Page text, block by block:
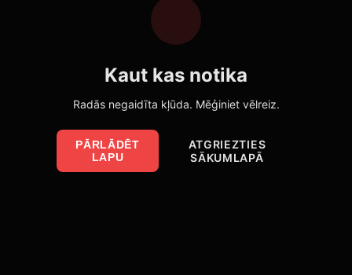
Kaut kas notika
Radās negaidīta kļūda. Mēģiniet vēlreiz.
PĀRLĀDĒT
LAPU
ATGRIEZTIES
SĀKUMLAPĀ